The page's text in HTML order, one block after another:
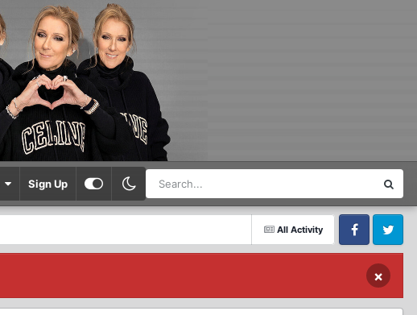
Sign Up
All Activity
FacebookTwitter
×